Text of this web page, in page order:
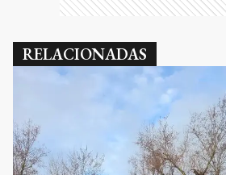
RELACIONADAS